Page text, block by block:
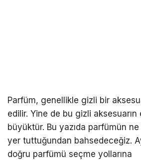
Parfüm, genellikle gizli bir
edilir. Yine de bu gizli
büyüktür. Bu yazıda parfümün
yer tuttuğundan bahsedeceğiz.
doğru parfümü seçme yollarına